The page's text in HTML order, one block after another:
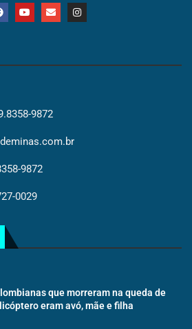
9872
9872
0029
que morreram na queda de
eram avó, mãe e filha